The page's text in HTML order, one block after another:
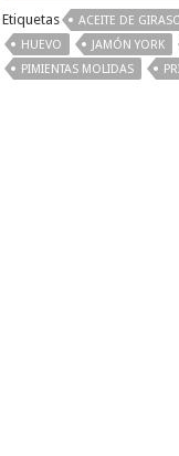
Etiquetas ACEITE DE
HUEVO
JAMÓN YORK
PIMIENTAS MOLIDAS